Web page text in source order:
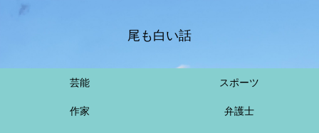
尾も白い話
芸能 スポーツ
作家 弁護士